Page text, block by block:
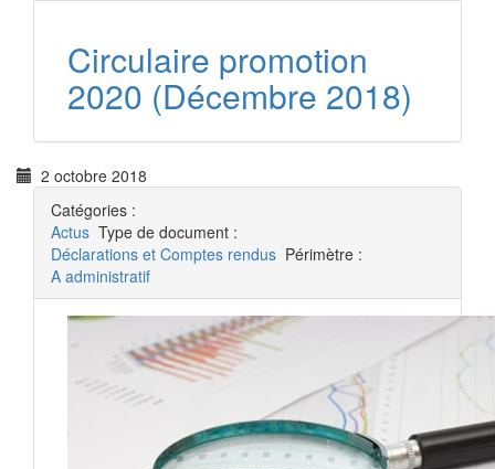
Circulaire promotion
2020 (Décembre 2018)
2 octobre 2018
Catégories :
Actus Type de document :
Déclarations et Comptes rendus Périmètre :
A administratif